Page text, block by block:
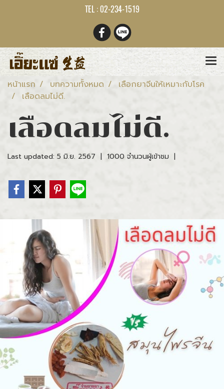
TEL : 02-234-1519
หน้าแรก บทความทั้งหมด
เลือกยาจีนให้เหมาะกับโรค
เลือดลมไม่ดี.
เลือดลมไม่ดี.
Last updated: 5 มิ.ย. 2567 | 1000 จำนวนผู้เข้าชม |